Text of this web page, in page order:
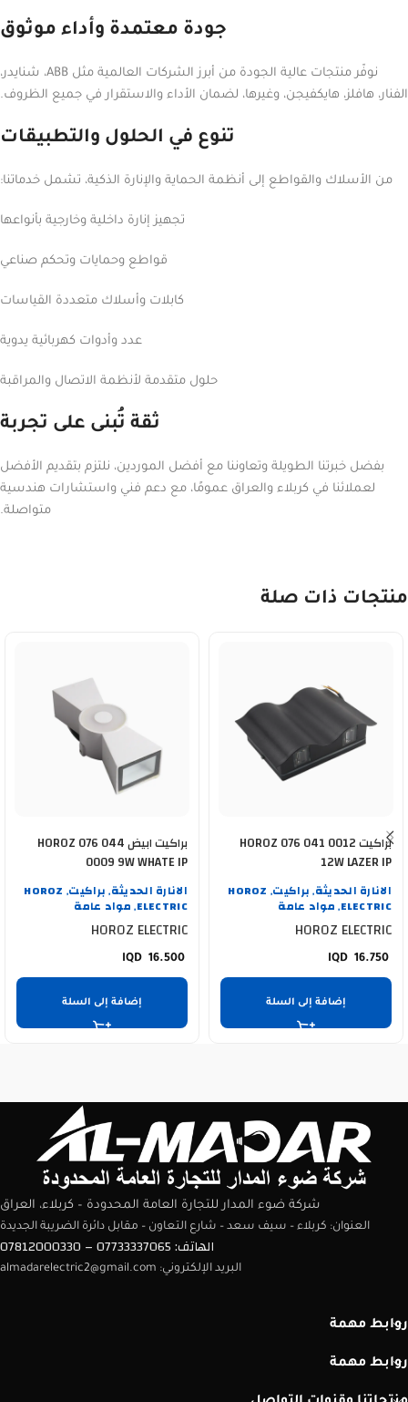
جودة معتمدة وأداء موثوق
نوفّر منتجات عالية الجودة من أبرز الشركات العالمية مثل ABB، شنايدر،
الفنار، هافلز، هايكفيجن، وغيرها، لضمان الأداء والاستقرار في جميع الظروف.
تنوع في الحلول والتطبيقات
من الأسلاك والقواطع إلى أنظمة الحماية والإنارة الذكية، تشمل خدماتنا:
تجهيز إنارة داخلية وخارجية بأنواعها
قواطع وحمايات وتحكم صناعي
كابلات وأسلاك متعددة القياسات
عدد وأدوات كهربائية يدوية
حلول متقدمة لأنظمة الاتصال والمراقبة
ثقة تُبنى على تجربة
بفضل خبرتنا الطويلة وتعاوننا مع أفضل الموردين، نلتزم بتقديم الأفضل
لعملائنا في كربلاء والعراق عمومًا، مع دعم فني واستشارات هندسية
متواصلة.
منتجات ذات صلة
براكيت HOROZ 076 041 0012
12W LAZER IP
الانارة الحديثة, براكيت,
HOROZ
ELECTRIC
, مواد عامة
HOROZ ELECTRIC
16.750
إضافة إلى السلة
براكيت ابيض HOROZ 076 044
0009 9W WHATE IP
الانارة الحديثة, براكيت,
HOROZ
ELECTRIC
, مواد عامة
HOROZ ELECTRIC
16.500
إضافة إلى السلة
شركة ضوء المدار للتجارة العامة المحدودة – كربلاء، العراق
العنوان: كربلاء – سيف سعد – شارع التعاون – مقابل دائرة الضريبة الجديدة
الهاتف: 07733337065 – 07812000330
البريد الإلكتروني: almadarelectric2@gmail.com
روابط مهمة
روابط مهمة